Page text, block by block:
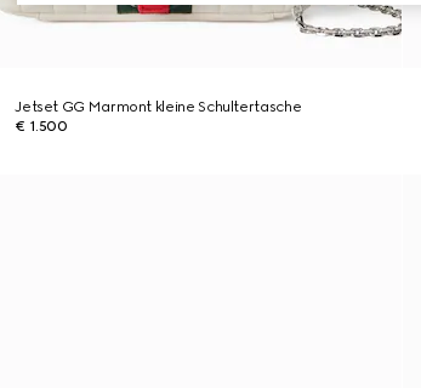
Jetset GG Marmont kleine Schultertasche
€ 1.500